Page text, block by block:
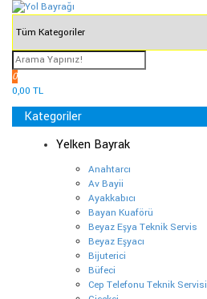
0
0,00 TL
Kategoriler
Yelken Bayrak
Anahtarcı
Av Bayii
Ayakkabıcı
Bayan Kuaförü
Beyaz Eşya Teknik Servis
Beyaz Eşyacı
Bijuterici
Büfeci
Cep Telefonu Teknik Servisi